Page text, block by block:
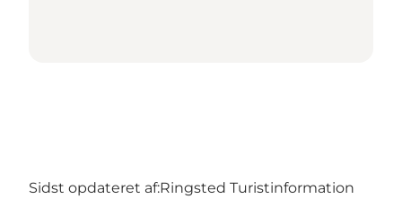
Sidst opdateret af:Ringsted Turistinformation